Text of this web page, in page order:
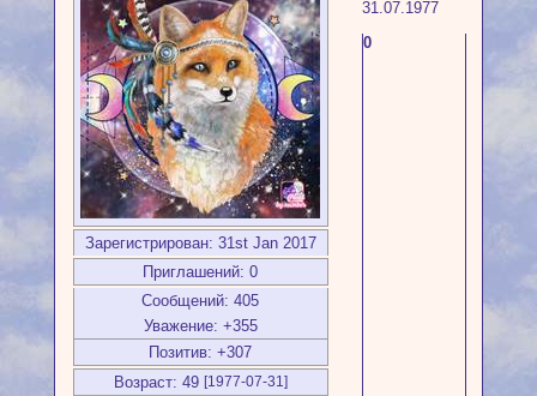
Зарегистрирован: 31st Jan 2017
Приглашений: 0
Сообщений: 405
Уважение: +355
Позитив: +307
Возраст: 49 [1977-07-31]
31.07.1977
0